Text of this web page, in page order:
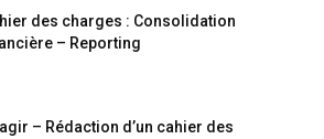
des charges : Consolidation
– Reporting
– Rédaction d’un cahier des